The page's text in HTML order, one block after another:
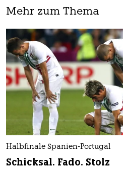
Mehr zum Thema
Halbfinale Spanien-Portugal
Schicksal. Fado. Stolz